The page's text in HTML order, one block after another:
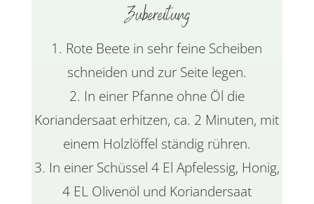
Zubereitung
Rote Beete in sehr feine Scheiben
schneiden und zur Seite legen.
In einer Pfanne ohne Öl die
Koriandersaat erhitzen, ca. 2 Minuten, mit
einem Holzlöffel ständig rühren.
In einer Schüssel 4 El Apfelessig, Honig,
4 EL Olivenöl und Koriandersaat